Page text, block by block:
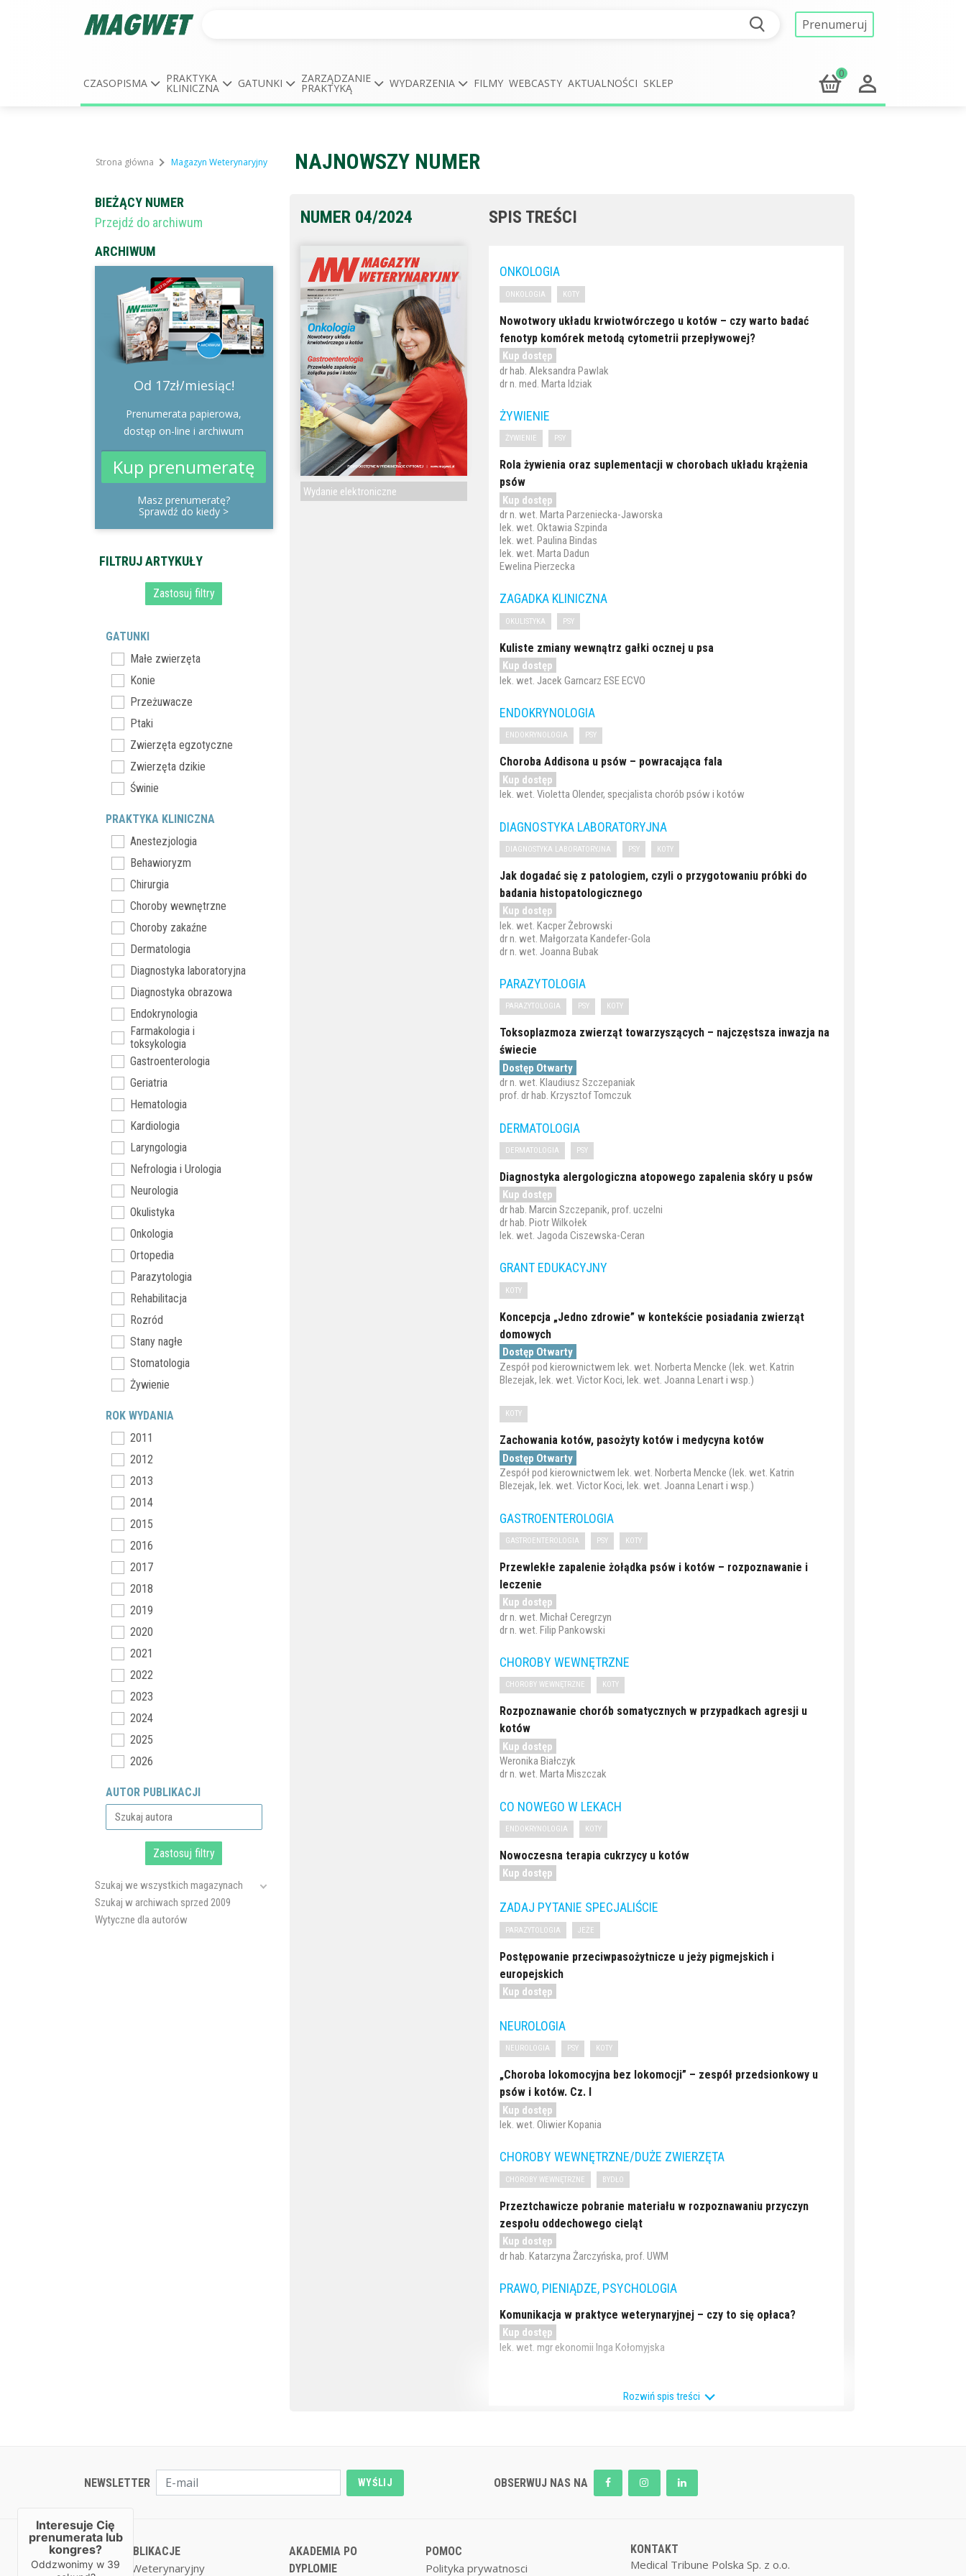
Prenumeruj
CZASOPISMA PRAKTYKA
KLINICZNA GATUNKI ZARZĄDZANIE
PRAKTYKĄ WYDARZENIA FILMY WEBCASTY AKTUALNOŚCI SKLEP
0
Strona główna Magazyn Weterynaryjny NAJNOWSZY NUMER
BIEŻĄCY NUMER
Przejdź do archiwum
ARCHIWUM
Od 17zł/miesiąc!
Prenumerata papierowa,
dostęp on-line i archiwum
Kup prenumeratę
Masz prenumeratę?
Sprawdź do kiedy >
GATUNKI
Małe zwierzęta
Konie
Przeżuwacze
Ptaki
Zwierzęta egzotyczne
Zwierzęta dzikie
Świnie
PRAKTYKA KLINICZNA
Anestezjologia
Behawioryzm
Chirurgia
Choroby wewnętrzne
Choroby zakaźne
Dermatologia
Diagnostyka laboratoryjna
Diagnostyka obrazowa
Endokrynologia
Farmakologia i
toksykologia
Gastroenterologia
Geriatria
Hematologia
Kardiologia
Laryngologia
Nefrologia i Urologia
Neurologia
Okulistyka
Onkologia
Ortopedia
Parazytologia
Rehabilitacja
Rozród
Stany nagłe
Stomatologia
Żywienie
ROK WYDANIA
2011
2012
2013
2014
2015
2016
2017
2018
2019
2020
2021
2022
2023
2024
2025
2026
AUTOR PUBLIKACJI
Szukaj we wszystkich magazynach
Szukaj w archiwach sprzed 2009
Wytyczne dla autorów
NUMER 04/2024
Wydanie elektroniczne
SPIS TREŚCI
ONKOLOGIA
ONKOLOGIA KOTY
Nowotwory układu krwiotwórczego u kotów – czy warto badać
fenotyp komórek metodą cytometrii przepływowej?
Kup dostęp
dr hab. Aleksandra Pawlak
dr n. med. Marta Idziak
ŻYWIENIE
ŻYWIENIE PSY
Rola żywienia oraz suplementacji w chorobach układu krążenia
psów
Kup dostęp
dr n. wet. Marta Parzeniecka-Jaworska
lek. wet. Oktawia Szpinda
lek. wet. Paulina Bindas
lek. wet. Marta Dadun
Ewelina Pierzecka
ZAGADKA KLINICZNA
OKULISTYKA PSY
Kuliste zmiany wewnątrz gałki ocznej u psa
Kup dostęp
lek. wet. Jacek Garncarz ESE ECVO
ENDOKRYNOLOGIA
ENDOKRYNOLOGIA PSY
Choroba Addisona u psów – powracająca fala
Kup dostęp
lek. wet. Violetta Olender, specjalista chorób psów i kotów
DIAGNOSTYKA LABORATORYJNA
DIAGNOSTYKA LABORATORYJNA PSY KOTY
Jak dogadać się z patologiem, czyli o przygotowaniu próbki do
badania histopatologicznego
Kup dostęp
lek. wet. Kacper Żebrowski
dr n. wet. Małgorzata Kandefer-Gola
dr n. wet. Joanna Bubak
PARAZYTOLOGIA
PARAZYTOLOGIA PSY KOTY
Toksoplazmoza zwierząt towarzyszących – najczęstsza inwazja na
świecie
Dostęp Otwarty
dr n. wet. Klaudiusz Szczepaniak
prof. dr hab. Krzysztof Tomczuk
DERMATOLOGIA
DERMATOLOGIA PSY
Diagnostyka alergologiczna atopowego zapalenia skóry u psów
Kup dostęp
dr hab. Marcin Szczepanik, prof. uczelni
dr hab. Piotr Wilkołek
lek. wet. Jagoda Ciszewska-Ceran
GRANT EDUKACYJNY
KOTY
Koncepcja „Jedno zdrowie” w kontekście posiadania zwierząt
domowych
Dostęp Otwarty
Zespół pod kierownictwem lek. wet. Norberta Mencke (lek. wet. Katrin
Blezejak, lek. wet. Victor Koci, lek. wet. Joanna Lenart i wsp.)
KOTY
Zachowania kotów, pasożyty kotów i medycyna kotów
Dostęp Otwarty
Zespół pod kierownictwem lek. wet. Norberta Mencke (lek. wet. Katrin
Blezejak, lek. wet. Victor Koci, lek. wet. Joanna Lenart i wsp.)
GASTROENTEROLOGIA
GASTROENTEROLOGIA PSY KOTY
Przewlekłe zapalenie żołądka psów i kotów – rozpoznawanie i
leczenie
Kup dostęp
dr n. wet. Michał Ceregrzyn
dr n. wet. Filip Pankowski
CHOROBY WEWNĘTRZNE
CHOROBY WEWNĘTRZNE KOTY
Rozpoznawanie chorób somatycznych w przypadkach agresji u
kotów
Kup dostęp
Weronika Białczyk
dr n. wet. Marta Miszczak
CO NOWEGO W LEKACH
ENDOKRYNOLOGIA KOTY
Nowoczesna terapia cukrzycy u kotów
Kup dostęp
ZADAJ PYTANIE SPECJALIŚCIE
PARAZYTOLOGIA JEŻE
Postępowanie przeciwpasożytnicze u jeży pigmejskich i
europejskich
Kup dostęp
NEUROLOGIA
NEUROLOGIA PSY KOTY
„Choroba lokomocyjna bez lokomocji” – zespół przedsionkowy u
psów i kotów. Cz. I
Kup dostęp
lek. wet. Oliwier Kopania
CHOROBY WEWNĘTRZNE/DUŻE ZWIERZĘTA
CHOROBY WEWNĘTRZNE BYDŁO
Przeztchawicze pobranie materiału w rozpoznawaniu przyczyn
zespołu oddechowego cieląt
Kup dostęp
dr hab. Katarzyna Żarczyńska, prof. UWM
PRAWO, PIENIĄDZE, PSYCHOLOGIA
Komunikacja w praktyce weterynaryjnej – czy to się opłaca?
Kup dostęp
lek. wet. mgr ekonomii Inga Kołomyjska
Rozwiń spis treści
NEWSLETTER WYŚLIJ OBSERWUJ NAS NA
NASZE PUBLIKACJE
Magazyn Weterynaryjny
AKADEMIA PO
DYPLOMIE
POMOC
Polityka prywatnosci
KONTAKT
Medical Tribune Polska Sp. z o.o.
Interesuje Cię
prenumerata lub
kongres?
Oddzwonimy w 39